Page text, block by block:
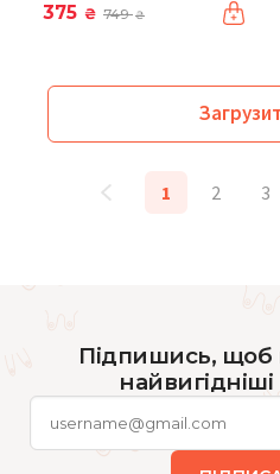
375 ₴ 749₴
1 2 3
Підпишись, щоб